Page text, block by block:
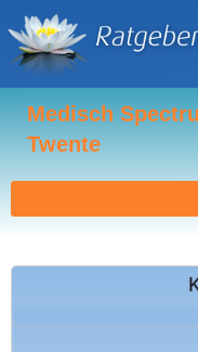
Inhalt
springen
Medisch
Twente